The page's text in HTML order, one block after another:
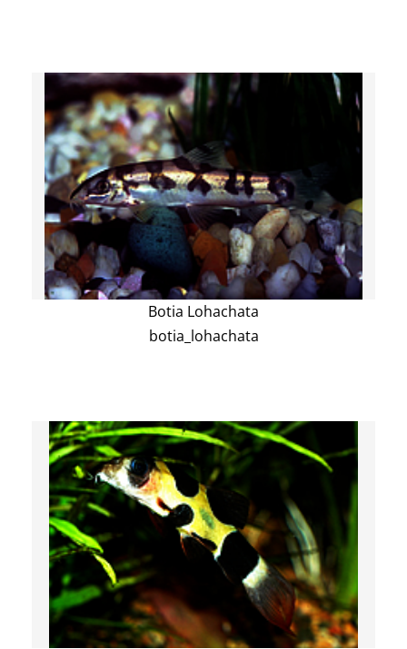
Botia Lohachata
botia_lohachata